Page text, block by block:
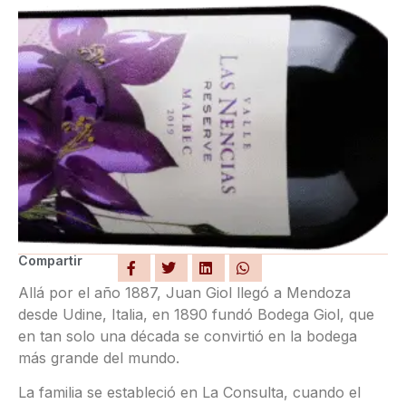
Compartir
Allá por el año 1887, Juan Giol llegó a Mendoza
desde Udine, Italia, en 1890 fundó Bodega Giol, que
en tan solo una década se convirtió en la bodega
más grande del mundo.
La familia se estableció en La Consulta, cuando el